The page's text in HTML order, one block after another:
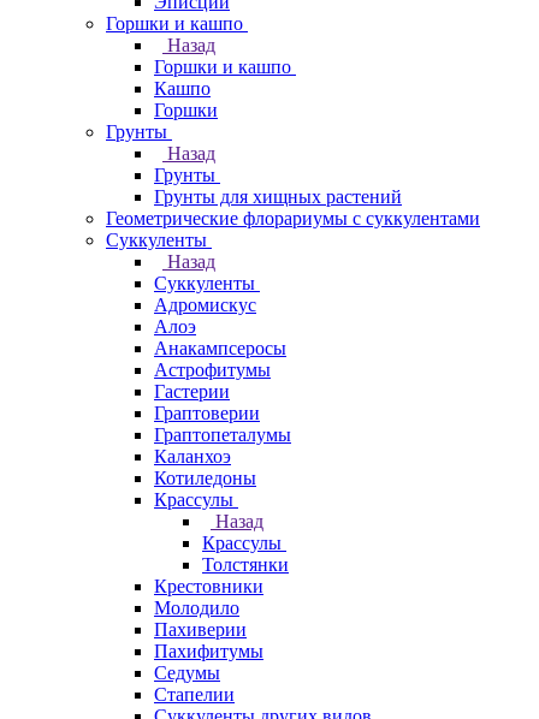
Горшки и кашпо
Назад
Горшки и кашпо
Кашпо
Горшки
Грунты
Назад
Грунты
Грунты для хищных растений
Геометрические флорариумы с суккулентами
Суккуленты
Назад
Суккуленты
Адромискус
Алоэ
Анакампсеросы
Астрофитумы
Гастерии
Граптоверии
Граптопеталумы
Каланхоэ
Котиледоны
Крассулы
Назад
Крассулы
Толстянки
Крестовники
Молодило
Пахиверии
Пахифитумы
Седумы
Стапелии